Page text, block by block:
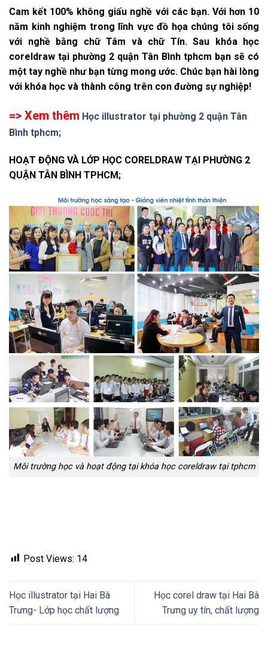
Cam kết 100% không giấu nghề với các bạn. Với hơn 10
năm kinh nghiệm trong lĩnh vực đồ họa chúng tôi sống
với nghề bằng chữ Tâm và chữ Tín. Sau khóa học
coreldraw tại phường 2 quận Tân Bình tphcm bạn sẽ có
một tay nghề như bạn từng mong ước. Chúc bạn hài lòng
với khóa học và thành công trên con đường sự nghiệp!
=> Xem thêm Học illustrator tại phường 2 quận Tân
Bình tphcm;
HOẠT ĐỘNG VÀ LỚP HỌC CORELDRAW TẠI PHƯỜNG 2
QUẬN TÂN BÌNH TPHCM;
Môi trường học và hoạt động tại khóa học coreldraw tại tphcm
Post Views: 14
Học illustrator tại Hai Bà
Trưng- Lớp học chất lượng
Học corel draw tại Hai Bà
Trưng uy tín, chất lượng